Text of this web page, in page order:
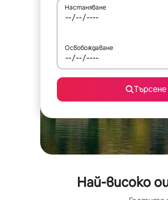
Настаняване
Освобождаване
Търсене
Най-високо